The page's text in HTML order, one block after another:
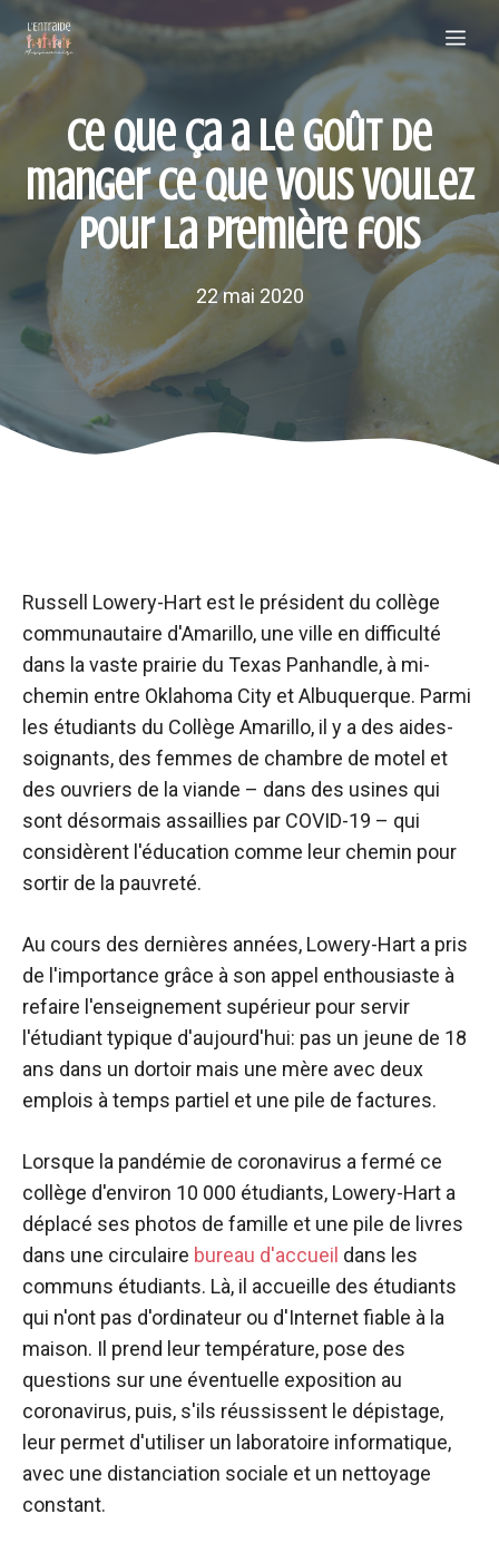
au
contenu
Ce que ça a le goût de
manger ce que vous voulez
pour la première fois
22 mai 2020
Russell Lowery-Hart est le président du collège
communautaire d'Amarillo, une ville en difficulté
dans la vaste prairie du Texas Panhandle, à mi-
chemin entre Oklahoma City et Albuquerque. Parmi
les étudiants du Collège Amarillo, il y a des aides-
soignants, des femmes de chambre de motel et
des ouvriers de la viande – dans des usines qui
sont désormais assaillies par COVID-19 – qui
considèrent l'éducation comme leur chemin pour
sortir de la pauvreté.
Au cours des dernières années, Lowery-Hart a pris
de l'importance grâce à son appel enthousiaste à
refaire l'enseignement supérieur pour servir
l'étudiant typique d'aujourd'hui: pas un jeune de 18
ans dans un dortoir mais une mère avec deux
emplois à temps partiel et une pile de factures.
Lorsque la pandémie de coronavirus a fermé ce
collège d'environ 10 000 étudiants, Lowery-Hart a
déplacé ses photos de famille et une pile de livres
dans une circulaire bureau d'accueil dans les
communs étudiants. Là, il accueille des étudiants
qui n'ont pas d'ordinateur ou d'Internet fiable à la
maison. Il prend leur température, pose des
questions sur une éventuelle exposition au
coronavirus, puis, s'ils réussissent le dépistage,
leur permet d'utiliser un laboratoire informatique,
avec une distanciation sociale et un nettoyage
constant.